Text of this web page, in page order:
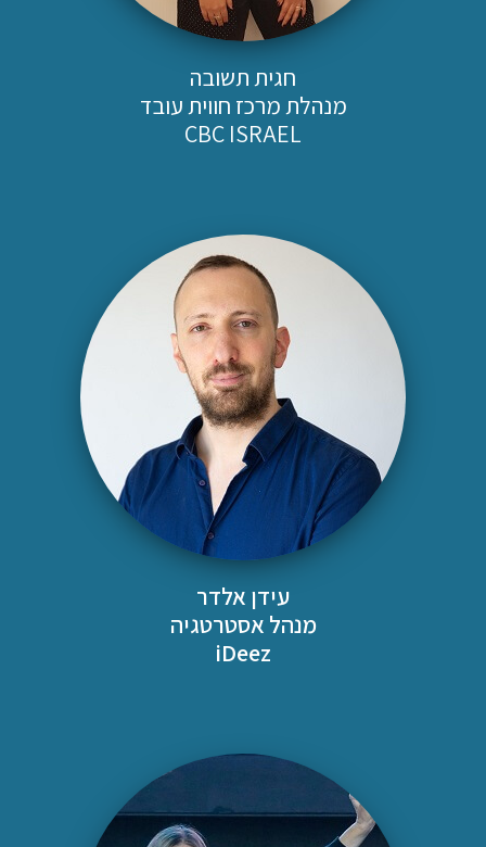
חגית תשובה
מנהלת מרכז חווית עובד
CBC ISRAEL
עידן אלדר
מנהל אסטרטגיה
iDeez